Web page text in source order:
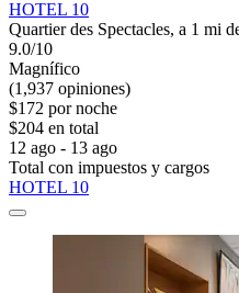
HOTEL 10
Quartier des Spectacles, a 1 mi
9.0/10
Magnífico
(1,937 opiniones)
$172 por noche
$204 en total
12 ago - 13 ago
Total con impuestos y cargos
HOTEL 10